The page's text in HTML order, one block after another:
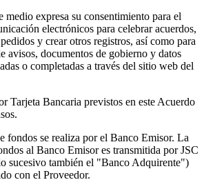
medio expresa su consentimiento para el
electrónicos para celebrar acuerdos,
y crear otros registros, así como para
avisos, documentos de gobierno y datos
o completadas a través del sitio web del
Tarjeta Bancaria previstos en este Acuerdo
fondos se realiza por el Banco Emisor. La
al Banco Emisor es transmitida por JSC
sucesivo también el "Banco Adquirente")
con el Proveedor.